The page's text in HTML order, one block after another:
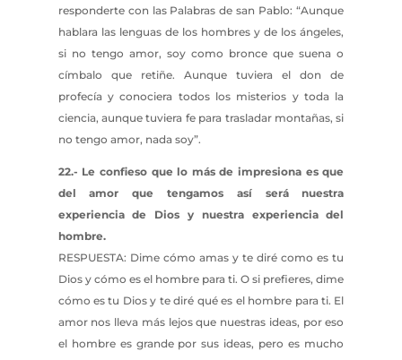
responderte con las Palabras de san Pablo: “Aunque
hablara las lenguas de los hombres y de los ángeles,
si no tengo amor, soy como bronce que suena o
címbalo que retiñe. Aunque tuviera el don de
profecía y conociera todos los misterios y toda la
ciencia, aunque tuviera fe para trasladar montañas, si
no tengo amor, nada soy”.
22.- Le confieso que lo más de impresiona es que
del amor que tengamos así será nuestra
experiencia de Dios y nuestra experiencia del
hombre.
RESPUESTA: Dime cómo amas y te diré como es tu
Dios y cómo es el hombre para ti. O si prefieres, dime
cómo es tu Dios y te diré qué es el hombre para ti. El
amor nos lleva más lejos que nuestras ideas, por eso
el hombre es grande por sus ideas, pero es mucho